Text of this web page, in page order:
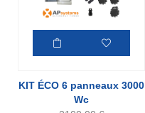
KIT ÉCO 6 panneaux 3000
Wc